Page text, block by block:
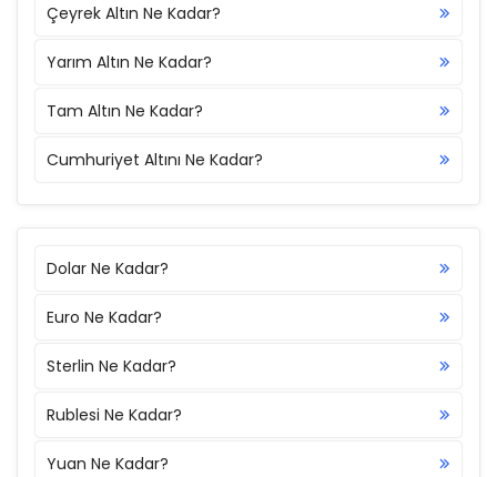
Çeyrek Altın Ne Kadar?
Yarım Altın Ne Kadar?
Tam Altın Ne Kadar?
Cumhuriyet Altını Ne Kadar?
Dolar Ne Kadar?
Euro Ne Kadar?
Sterlin Ne Kadar?
Rublesi Ne Kadar?
Yuan Ne Kadar?